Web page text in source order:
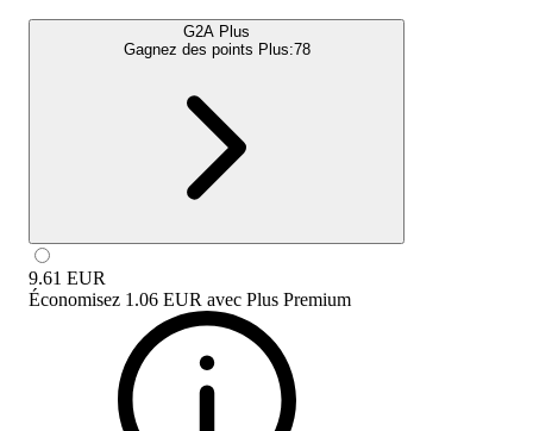
G2A Plus
Gagnez des points Plus:78
9.61 EUR
Économisez 1.06 EUR avec Plus Premium